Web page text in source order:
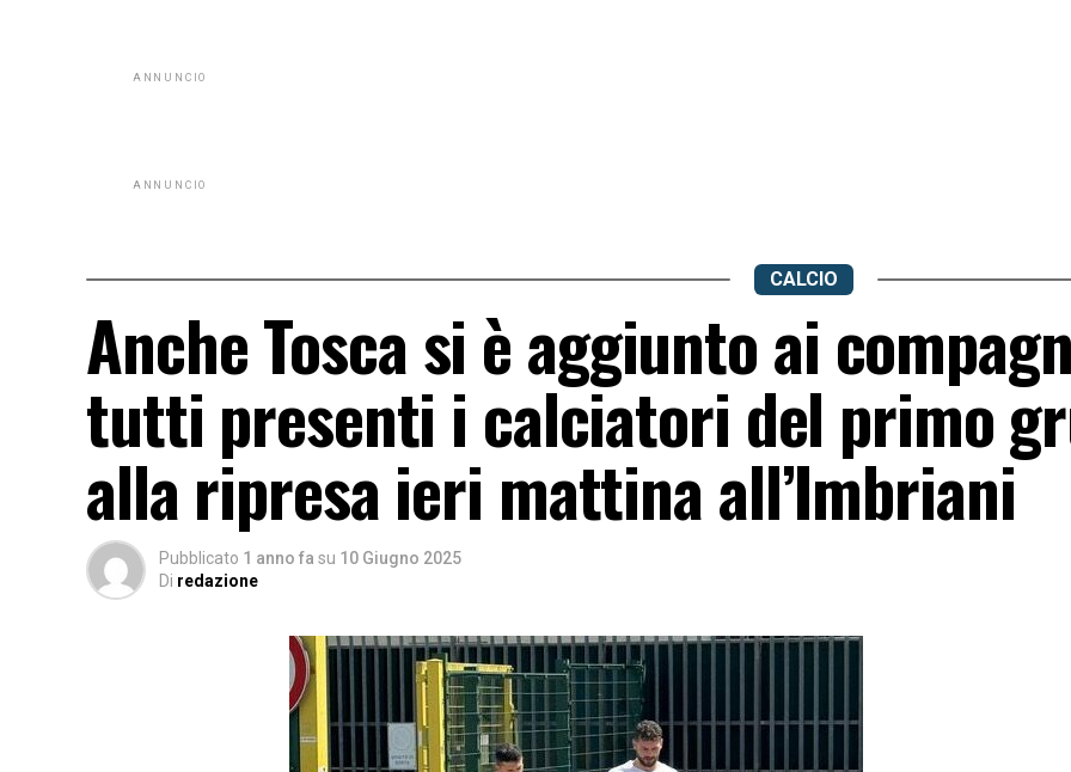
ANNUNCIO
ANNUNCIO
CALCIO
Anche Tosca si è aggiunto ai
tutti presenti i calciatori del primo
alla ripresa ieri mattina all’Imbriani
Pubblicato 1 anno fa su 10 Giugno 2025
Di redazione